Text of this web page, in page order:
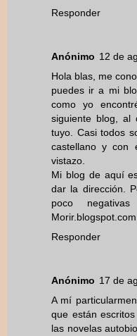
Responder
Anónimo 12 de
Hola blas, me
puedes ir a mi
como yo
siguiente blog, al
tuyo. Casi todos
castellano y con
vistazo.
Mi blog de aquí
dar la dirección.
poco
Morir.blogspot.com
Responder
Anónimo 17 de
A mí
que están
las novelas